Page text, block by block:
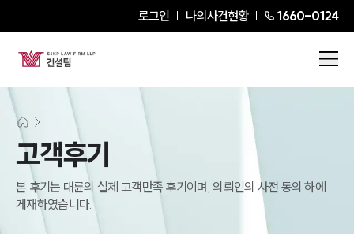
로그인 나의사건현황 1660-0124
고객후기
본 후기는 대륜의 실제 고객만족 후기이며, 의뢰인의 사전 동의 하에
게재하였습니다.